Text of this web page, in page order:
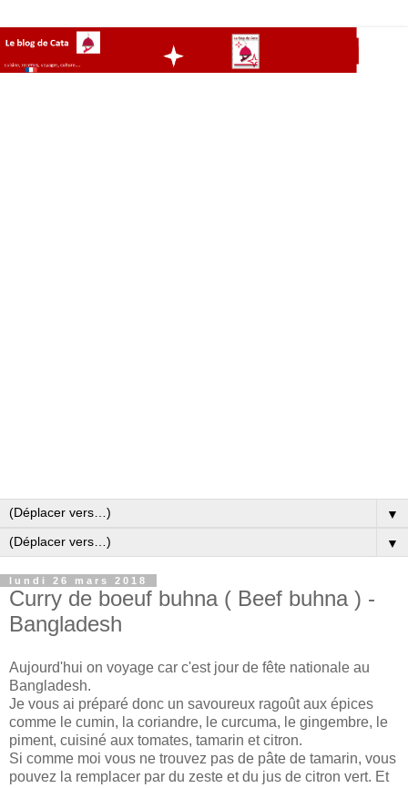
▼
▼
lundi 26 mars 2018
Curry de boeuf buhna ( Beef buhna ) -
Bangladesh
Aujourd'hui on voyage car c'est jour de fête nationale au
Bangladesh.
Je vous ai préparé donc un savoureux ragoût aux épices
comme le cumin, la coriandre, le curcuma, le gingembre, le
piment, cuisiné aux tomates, tamarin et citron.
Si comme moi vous ne trouvez pas de pâte de tamarin, vous
pouvez la remplacer par du zeste et du jus de citron vert. Et